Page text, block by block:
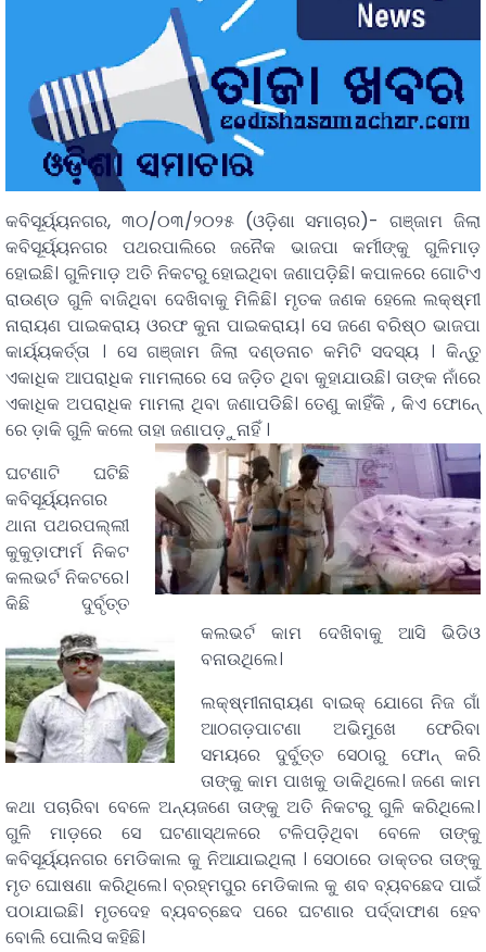
କବିସୂର୍ୟ୍ୟନଗର, ୩୦/୦୩/୨୦୨୫ (ଓଡ଼ିଶା ସମାଚାର)- ଗଞ୍ଜାମ ଜିଲା
କବିସୂର୍ୟ୍ୟନଗର ପଥରପାଲିରେ ଜନୈକ ଭାଜପା କର୍ମୀଙ୍କୁ ଗୁଳିମାଡ଼
ହୋଇଛି। ଗୁଳିମାଡ଼ ଅତି ନିକଟରୁ ହୋଇଥିବା ଜଣାପଡ଼ିଛି। କପାଳରେ ଗୋଟିଏ
ରାଉଣ୍ଡ ଗୁଳି ବାଜିଥିବା ଦେଖିବାକୁ ମିଳିଛି। ମୃତକ ଜଣକ ହେଲେ ଲକ୍ଷ୍ମୀ
ନାରାୟଣ ପାଇକରାୟ ଓରଫ କୁନା ପାଇକରାୟ। ସେ ଜଣେ ବରିଷ୍ଠ ଭାଜପା
କାର୍ୟ୍ୟକର୍ତ୍ତା । ସେ ଗଞ୍ଜାମ ଜିଲା ଦଣ୍ଡନାଚ କମିଟି ସଦସ୍ୟ । କିନ୍ତୁ
ଏକାଧିକ ଆପରାଧିକ ମାମଲାରେ ସେ ଜଡ଼ିତ ଥିବା କୁହାଯାଉଛି। ତାଙ୍କ ନାଁରେ
ଏକାଧିକ ଅପରାଧିକ ମାମଲା ଥିବା ଜଣାପଡିଛି। ତେଣୁ କାହିଁକି , କିଏ ଫୋନେ୍
ରେ ଡ଼ାକି ଗୁଳି କଲେ ତାହା ଜଣାପଡ଼ୁନାହିଁ ।
ଘଟଣାଟି ଘଟିଛି
କବିସୂର୍ୟ୍ୟନଗର
ଥାନା ପଥରପଲ୍ଲୀ
କୁକୁଡ଼ାଫାର୍ମ ନିକଟ
କଲଭର୍ଟ ନିକଟରେ।
କିଛି ଦୁର୍ବୃତ୍ତ
କଲଭର୍ଟ କାମ ଦେଖିବାକୁ ଆସି ଭିଡିଓ
ବନାଉଥିଲେ।
ଲକ୍ଷ୍ମୀନାରାୟଣ ବାଇକ୍ ଯୋଗେ ନିଜ ଗାଁ
ଆଠଗଡ଼ପାଟଣା ଅଭିମୁଖେ ଫେରିବା
ସମୟରେ ଦୁର୍ବୁତ୍ତ ସେଠାରୁ ଫୋନ୍ କରି
ତାଙ୍କୁ କାମ ପାଖକୁ ଡାକିଥିଲେ। ଜଣେ କାମ
କଥା ପଚାରିବା ବେଳେ ଅନ୍ୟଜଣେ ତାଙ୍କୁ ଅତି ନିକଟରୁ ଗୁଳି କରିଥିଲେ।
ଗୁଳି ମାଡ଼ରେ ସେ ଘଟଣାସ୍ଥଳରେ ଟଳିପଡ଼ିଥିବା ବେଳେ ତାଙ୍କୁ
କବିସୂର୍ୟ୍ୟନଗର ମେଡିକାଲ କୁ ନିଆଯାଇଥିଲା । ସେଠାରେ ଡାକ୍ତର ତାଙ୍କୁ
ମୃତ ଘୋଷଣା କରିଥିଲେ। ବ୍ରହ୍ମପୁର ମେଡିକାଲ କୁ ଶବ ବ୍ୟବଛେଦ ପାଇଁ
ପଠାଯାଇଛି। ମୃତଦେହ ବ୍ୟବଚ୍ଛେଦ ପରେ ଘଟଣାର ପର୍ଦ୍ଦାଫାଶ ହେବ
ବୋଲି ପୋଲିସ କହିଛି।